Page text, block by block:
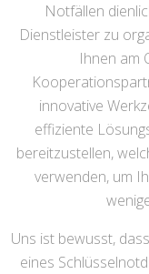
Notfällen
Dienstleister zu
Ihnen am
innovative
effiziente
bereitzustellen,
verwenden, um
Uns ist bewusst,
eines